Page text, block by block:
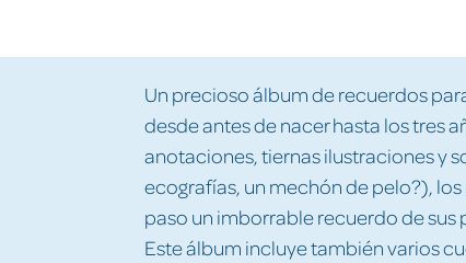
Un precioso álbum de recuerdos
desde antes de nacer hasta los tres
anotaciones, tiernas ilustraciones y
ecografías, un mechón de pelo?),
paso un imborrable recuerdo de sus
Este álbum incluye también varios